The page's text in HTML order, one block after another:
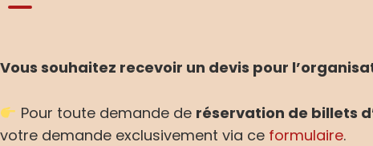
Vous souhaitez recevoir un devis pour
Pour toute demande de réservation de billets
votre demande exclusivement via ce formulaire.